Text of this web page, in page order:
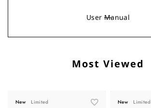
User Manual
Most Viewed
New Limited New Limited